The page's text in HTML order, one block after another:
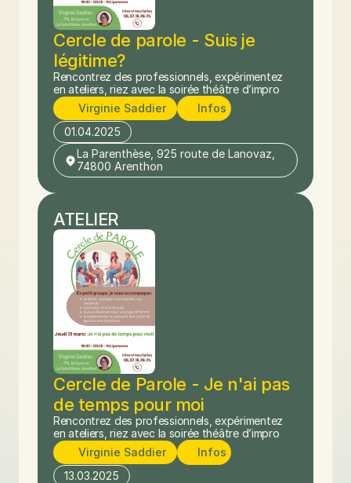
Cercle de parole - Suis je
légitime?
Rencontrez des professionnels, expérimentez
en ateliers, riez avec la soirée théâtre d’impro
Virginie Saddier
Infos
01.04.2025
La Parenthèse, 925 route de Lanovaz,
74800 Arenthon
ATELIER
Cercle de Parole - Je n'ai pas
de temps pour moi
Rencontrez des professionnels, expérimentez
en ateliers, riez avec la soirée théâtre d’impro
Virginie Saddier
Infos
13.03.2025